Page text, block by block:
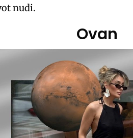
nudi.
Ovan